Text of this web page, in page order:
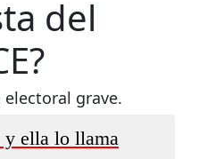
del
grave.
y ella lo llama